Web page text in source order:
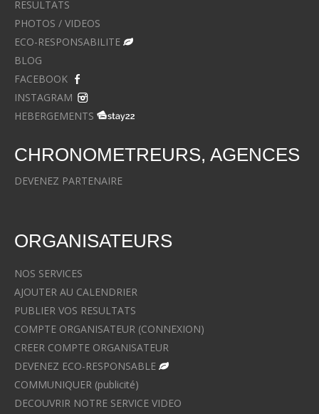
RESULTATS
PHOTOS / VIDEOS
ECO-RESPONSABILITE
BLOG
FACEBOOK
INSTAGRAM
HEBERGEMENTS
CHRONOMETREURS, AGENCES
DEVENEZ PARTENAIRE
ORGANISATEURS
NOS SERVICES
AJOUTER AU CALENDRIER
PUBLIER VOS RESULTATS
COMPTE ORGANISATEUR (CONNEXION)
CREER COMPTE ORGANISATEUR
DEVENEZ ECO-RESPONSABLE
COMMUNIQUER (publicité)
DECOUVRIR NOTRE SERVICE VIDEO